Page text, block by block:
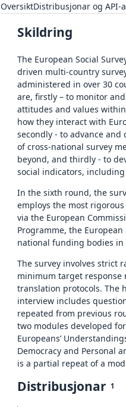
OversiktDistribusjonar og API-
Skildring
The European Social
driven multi-country
administered in over 30
are, firstly – to monitor
attitudes and values
how they interact with
secondly - to advance
of cross-national survey
beyond, and thirdly - to
social indicators,
In the sixth round, the
employs the most
via the European
Programme, the
national funding bodies in
The survey involves strict
minimum target response
translation protocols. The
interview includes
repeated from previous
two modules developed
Europeans’
Democracy and Personal
is a partial repeat of a
Distribusjonar 1